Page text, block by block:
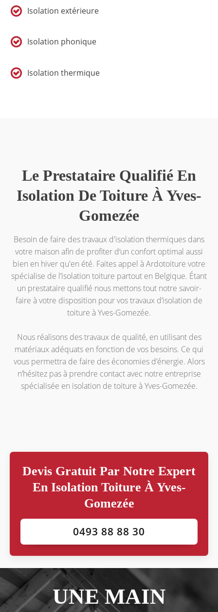
Isolation extérieure
Isolation phonique
Isolation thermique
Le Prestataire Qualifié En
Isolation De Toiture À Yves-
Gomezée
Besoin de faire des travaux d'isolation thermiques dans
votre maison afin de profiter d‘un confort optimal aussi
bien en hiver qu'en été. Faites appel à Ardotoiture votre
spécialise de l’isolation toiture partout en Belgique. Étant
un prestataire qualifié nous mettons tout notre savoir-
faire à votre disposition pour vos travaux d’isolation de
toiture à Yves-Gomezée.
Nous réalisons des travaux de qualité, en utilisant des
matériaux adéquats en fonction de vos besoins. Ce qui
vous permettra de faire des économies d’énergie. Alors
n’hésitez pas à prendre contact avec notre entreprise
spécialisée en isolation de toiture à Yves-Gomezée.
Devis Gratuit Par Notre Expert
En Isolation Toiture À Yves-
Gomezée
0493 88 88 30
UNE MAIN